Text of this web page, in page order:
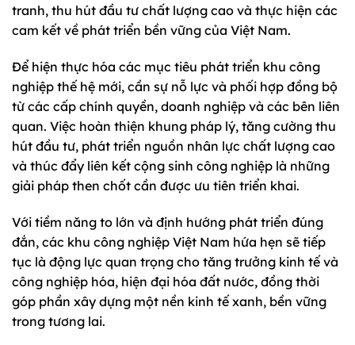
tranh, thu hút đầu tư chất lượng cao và thực hiện các
cam kết về phát triển bền vững của Việt Nam.
Để hiện thực hóa các mục tiêu phát triển khu công
nghiệp thế hệ mới, cần sự nỗ lực và phối hợp đồng bộ
từ các cấp chính quyền, doanh nghiệp và các bên liên
quan. Việc hoàn thiện khung pháp lý, tăng cường thu
hút đầu tư, phát triển nguồn nhân lực chất lượng cao
và thúc đẩy liên kết cộng sinh công nghiệp là những
giải pháp then chốt cần được ưu tiên triển khai.
Với tiềm năng to lớn và định hướng phát triển đúng
đắn, các khu công nghiệp Việt Nam hứa hẹn sẽ tiếp
tục là động lực quan trọng cho tăng trưởng kinh tế và
công nghiệp hóa, hiện đại hóa đất nước, đồng thời
góp phần xây dựng một nền kinh tế xanh, bền vững
trong tương lai.